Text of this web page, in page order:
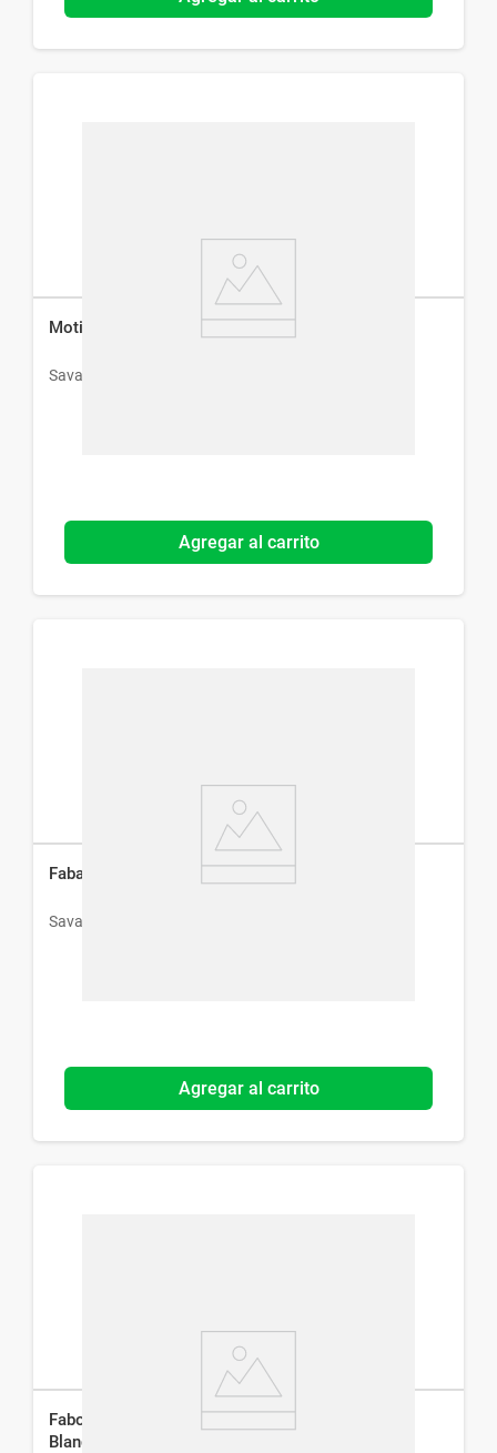
Motional Lax 5 mg x 20 Cápsulas Blandas
Savant Pharm
Agregar al carrito
Fabamox Dúo 1 g x 14 Comprimidos
Savant Pharm
Agregar al carrito
Fabogesic Rápida Acción 400 mg x 10 Cápsulas
Blandas